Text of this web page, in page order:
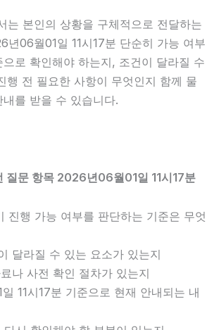
는 본인의 상황을 구체적으로 전달하는
년06월01일 11시17분 단순히 가능 여부
로 확인해야 하는지, 조건이 달라질 수
행 전 필요한 사항이 무엇인지 함께 물
를 받을 수 있습니다.
질문 항목 2026년06월01일 11시17분
진행 가능 여부를 판단하는 기준은 무엇
달라질 수 있는 요소가 있는지
나 사전 확인 절차가 있는지
11시17분 기준으로 현재 안내되는 내